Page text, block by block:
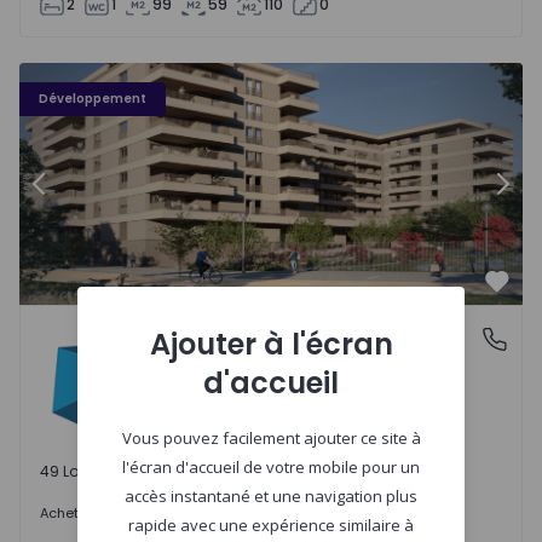
2 1 99 59 110 0
Développement
PLENO JARDIM - 3
Précédent
Águas Santas, PortoPLENO JARDIM
Águas Santas, Porto
49 Lots disponibles
Acheter 242.000 €
Ajouter à l'écran
d'accueil
Vous pouvez facilement ajouter ce site à
l'écran d'accueil de votre mobile pour un
accès instantané et une navigation plus
rapide avec une expérience similaire à